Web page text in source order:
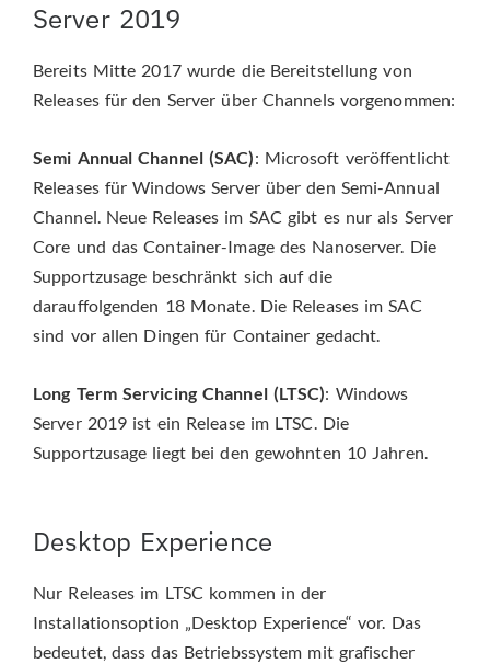
Server 2019
Bereits Mitte 2017 wurde die Bereitstellung von
Releases für den Server über Channels vorgenommen:
Semi Annual Channel (SAC): Microsoft veröffentlicht
Releases für Windows Server über den Semi-Annual
Channel. Neue Releases im SAC gibt es nur als Server
Core und das Container-Image des Nanoserver. Die
Supportzusage beschränkt sich auf die
darauffolgenden 18 Monate. Die Releases im SAC
sind vor allen Dingen für Container gedacht.
Long Term Servicing Channel (LTSC): Windows
Server 2019 ist ein Release im LTSC. Die
Supportzusage liegt bei den gewohnten 10 Jahren.
Desktop Experience
Nur Releases im LTSC kommen in der
Installationsoption „Desktop Experience“ vor. Das
bedeutet, dass das Betriebssystem mit grafischer